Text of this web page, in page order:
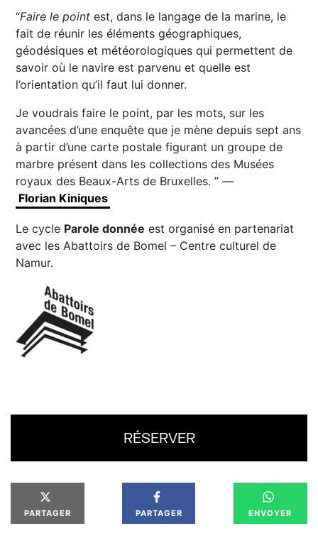
“Faire le point est, dans le langage de la marine, le
fait de réunir les éléments géographiques,
géodésiques et météorologiques qui permettent de
savoir où le navire est parvenu et quelle est
l’orientation qu’il faut lui donner.
Je voudrais faire le point, par les mots, sur les
avancées d’une enquête que je mène depuis sept ans
à partir d’une carte postale figurant un groupe de
marbre présent dans les collections des Musées
royaux des Beaux-Arts de Bruxelles. ” —
Florian Kiniques
Le cycle Parole donnée est organisé en partenariat
avec les Abattoirs de Bomel – Centre culturel de
Namur.
RÉSERVER
PARTAGER PARTAGER ENVOYER